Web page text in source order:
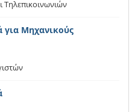
Μηχανικούς